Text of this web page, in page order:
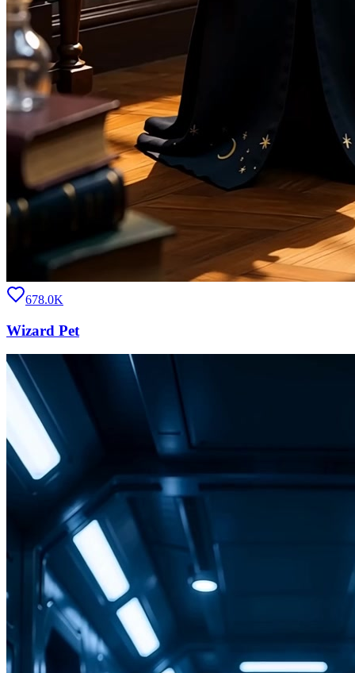
678.0K
Wizard Pet